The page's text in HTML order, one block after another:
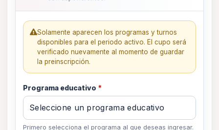
Solamente aparecen los programas y turnos
disponibles para el periodo activo. El cupo será
verificado nuevamente al momento de guardar
la preinscripción.
Programa educativo *
Primero selecciona el programa al que deseas ingresar.